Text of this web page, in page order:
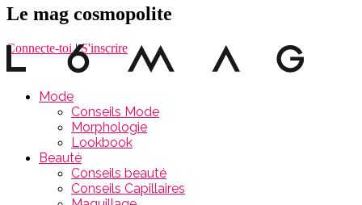
Le mag cosmopolite
Connecte-toi|S'inscrire
Mode
Conseils Mode
Morphologie
Lookbook
Beauté
Conseils beauté
Conseils Capillaires